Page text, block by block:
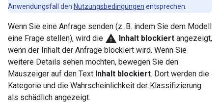
Anwendungsfall den Nutzungsbedingungen entsprechen.
Wenn Sie eine Anfrage senden (z. B. indem Sie dem Modell
eine Frage stellen), wird die warning Inhalt blockiert angezeigt,
wenn der Inhalt der Anfrage blockiert wird. Wenn Sie
weitere Details sehen möchten, bewegen Sie den
Mauszeiger auf den Text Inhalt blockiert. Dort werden die
Kategorie und die Wahrscheinlichkeit der Klassifizierung
als schädlich angezeigt.